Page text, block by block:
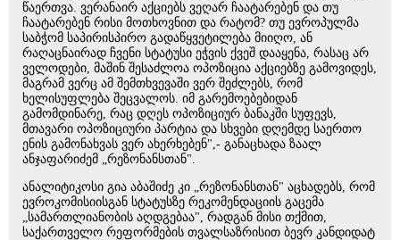
წაერთვა. ვერანაირ აქციებს ვეღარ ჩაატარებენ და თუ
ჩაატარებენ რისი მოთხოვნით და რატომ? თუ ევროპულმა
საბჭომ საპირისპირო გადაწყვეტილება მიიღო, ან
რაღაცნაირად ჩვენი სტატუსი ეჭვის ქვეშ დააყენა, რასაც არ
ველოდები, მაშინ შესაძლოა ოპოზიცია აქციებზე გამოვიდეს,
მაგრამ ვერც ამ შემთხვევაში ვერ შეძლებს, რომ
ხელისუფლება შეცვალოს. იმ გარემოებებიდან
გამომდინარე, რაც დღეს ოპოზიციურ ბანაკში სუფევს,
მთავარი ოპოზიციური პარტია და სხვები დღემდე საერთო
ენის გამონახვას ვერ ახერხებენ",- განაცხადა ზაალ
ანჯაფარიძემ „რეზონანსთან".
ანალიტიკოსი გია აბაშიძე კი „რეზონანსთან" აცხადებს, რომ
ევროკომისიისგან სტატუსზე რეკომენდაციის გაცემა
„სამართლიანობის აღდგებაა", რადგან მისი თქმით,
საქართველო რეფორმების თვალსაზრისით ბევრ კანდიდატ